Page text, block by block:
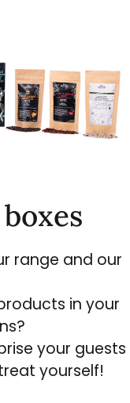
range and our
in your
your guests
yourself!